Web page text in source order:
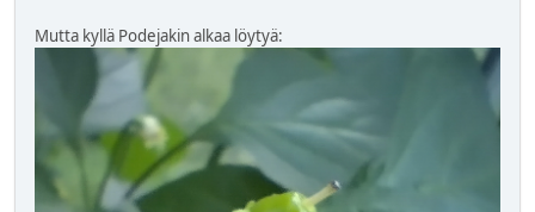
Mutta kyllä Podejakin alkaa löytyä: